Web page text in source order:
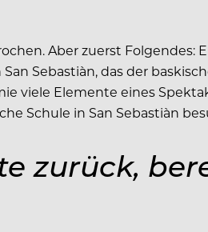
Aber zuerst Folgendes:
Sebastiàn, das der
viele Elemente eines
Schule in San Sebastiàn
zurück,